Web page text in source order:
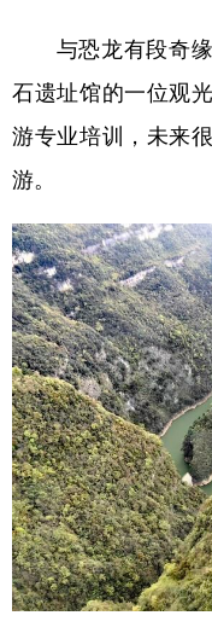
与恐龙有段奇缘
石遗址馆的一位观
游专业培训，未来
游。